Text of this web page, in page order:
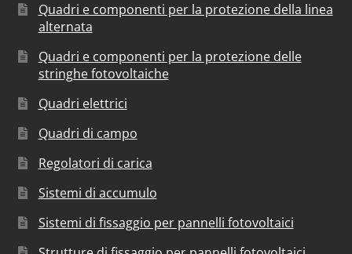
Quadri e componenti per la protezione della linea
alternata
Quadri e componenti per la protezione delle
stringhe fotovoltaiche
Quadri elettrici
Quadri di campo
Regolatori di carica
Sistemi di accumulo
Sistemi di fissaggio per pannelli fotovoltaici